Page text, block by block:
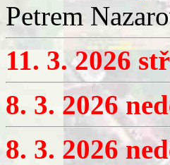
Petrem
11. 3. 2026
8. 3. 2026
8. 3. 2026